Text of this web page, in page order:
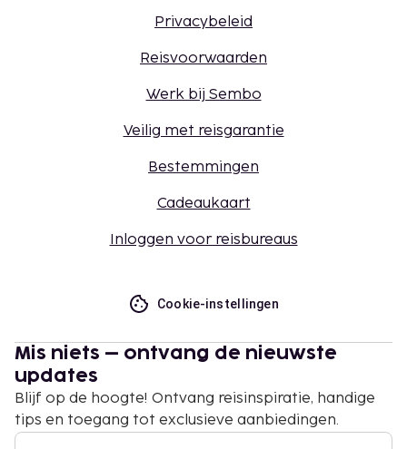
Privacybeleid
Reisvoorwaarden
Werk bij Sembo
Veilig met reisgarantie
Bestemmingen
Cadeaukaart
Inloggen voor reisbureaus
Cookie-instellingen
Mis niets – ontvang de nieuwste
updates
Blijf op de hoogte! Ontvang reisinspiratie, handige
tips en toegang tot exclusieve aanbiedingen.